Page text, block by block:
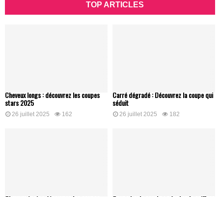
TOP ARTICLES
Cheveux longs : découvrez les coupes
stars 2025
26 juillet 2025 162
Carré dégradé : Découvrez la coupe qui
séduit
26 juillet 2025 182